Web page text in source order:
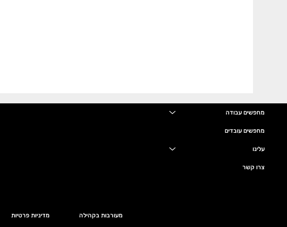
מחפשים עבודה
מחפשים עובדים
עלינו
צרו קשר
מדיניות פרטיות מעורבות בקהילה